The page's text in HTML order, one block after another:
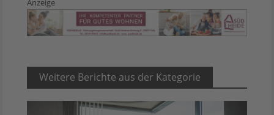
Weitere Berichte aus der Kategorie